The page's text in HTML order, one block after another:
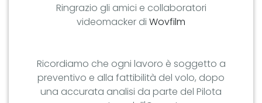
Ringrazio gli amici e collaboratori
videomacker di Wovfilm
Ricordiamo che ogni lavoro è soggetto a
preventivo e alla fattibilità del volo, dopo
una accurata analisi da parte del Pilota